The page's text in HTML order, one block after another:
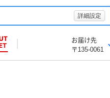
詳細設定
お届け先
〒135-0061